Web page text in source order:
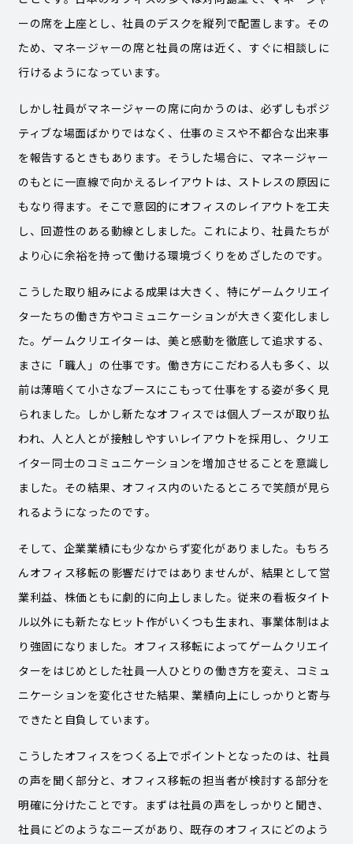
ーの席を上座とし、社員のデスクを縦列で配置します。その
ため、マネージャーの席と社員の席は近く、すぐに相談しに
行けるようになっています。
しかし社員がマネージャーの席に向かうのは、必ずしもポジ
ティブな場面ばかりではなく、仕事のミスや不都合な出来事
を報告するときもあります。そうした場合に、マネージャー
のもとに一直線で向かえるレイアウトは、ストレスの原因に
もなり得ます。そこで意図的にオフィスのレイアウトを工夫
し、回遊性のある動線としました。これにより、社員たちが
より心に余裕を持って働ける環境づくりをめざしたのです。
こうした取り組みによる成果は大きく、特にゲームクリエイ
ターたちの働き方やコミュニケーションが大きく変化しまし
た。ゲームクリエイターは、美と感動を徹底して追求する、
まさに「職人」の仕事です。働き方にこだわる人も多く、以
前は薄暗くて小さなブースにこもって仕事をする姿が多く見
られました。しかし新たなオフィスでは個人ブースが取り払
われ、人と人とが接触しやすいレイアウトを採用し、クリエ
イター同士のコミュニケーションを増加させることを意識し
ました。その結果、オフィス内のいたるところで笑顔が見ら
れるようになったのです。
そして、企業業績にも少なからず変化がありました。もちろ
んオフィス移転の影響だけではありませんが、結果として営
業利益、株価ともに劇的に向上しました。従来の看板タイト
ル以外にも新たなヒット作がいくつも生まれ、事業体制はよ
り強固になりました。オフィス移転によってゲームクリエイ
ターをはじめとした社員一人ひとりの働き方を変え、コミュ
ニケーションを変化させた結果、業績向上にしっかりと寄与
できたと自負しています。
こうしたオフィスをつくる上でポイントとなったのは、社員
の声を聞く部分と、オフィス移転の担当者が検討する部分を
明確に分けたことです。まずは社員の声をしっかりと聞き、
社員にどのようなニーズがあり、既存のオフィスにどのよう